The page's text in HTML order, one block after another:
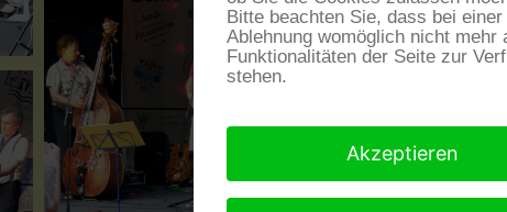
Bitte beachten Sie, dass bei einer
Ablehnung womöglich nicht mehr
Funktionalitäten der Seite zur
stehen.
Akzeptieren